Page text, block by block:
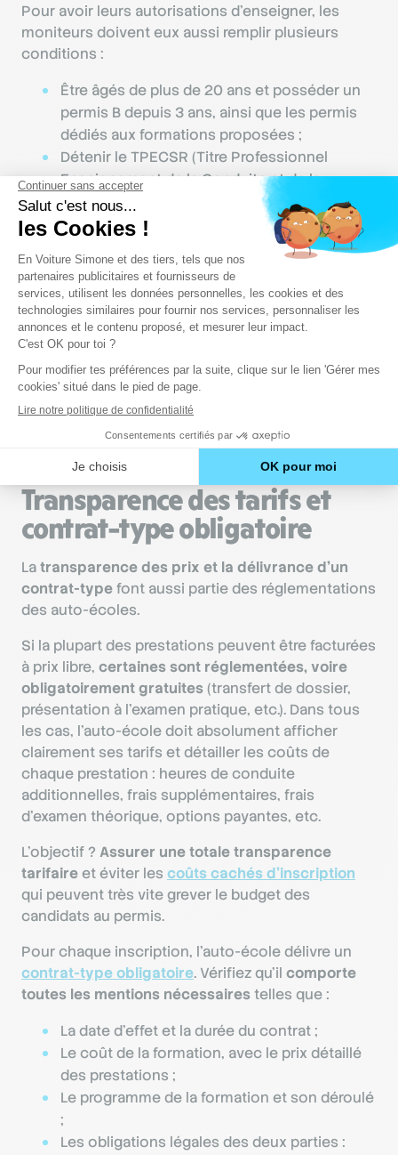
Pour avoir leurs autorisations d’enseigner, les
moniteurs doivent eux aussi remplir plusieurs
conditions :
Être âgés de plus de 20 ans et posséder un
permis B depuis 3 ans, ainsi que les permis
dédiés aux formations proposées ;
Détenir le TPECSR (Titre Professionnel
Enseignement de la Conduite et de la
Sécurité Routière) ;
Avoir passé la visite médicale et obtenu un
Ne pas avoir été condamnés au pénal.
Outre cette obligation, employer des moniteurs
qualifiés et compétents est avant tout un gage de
confiance et un atout précieux pour la réputation
de l’auto-école. N’hésitez pas à vérifier lesavis en
ligneet letaux de réussite
C’est un excellent moyen de s’assurer du sérieux
des enseignants.
Transparence des tarifs et
contrat-type obligatoire
Latransparence des prix et la délivrance d’un
contrat-typefont aussi partie des réglementations
des auto-écoles.
Si la plupart des prestations peuvent être facturées
à prix libre, certaines sont réglementées, voire
obligatoirement gratuites(transfert de dossier,
présentation à l’examen pratique, etc.). Dans tous
les cas, l’auto-école doit absolument afficher
clairement ses tarifs et détailler les coûts de
chaque prestation : heures de conduite
additionnelles, frais supplémentaires, frais
d’examen théorique, options payantes, etc.
L’objectif ? Assurer une totale transparence
tarifaireet éviter les coûts cachés d’inscription
qui peuvent très vite grever le budget des
candidats au permis.
Pour chaque inscription, l’auto-école délivre un
contrat-type obligatoire. Vérifiez qu’il comporte
toutes les mentions nécessairestelles que :
La date d’effet et la durée du contrat ;
Le coût de la formation, avec le prix détaillé
des prestations ;
Le programme de la formation et son déroulé
;
Les obligations légales des deux parties :